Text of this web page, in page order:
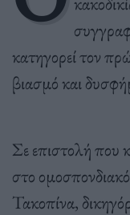
κατηγορεί τον
βιασμό και
Σε επιστολή που
στο
Τακοπίνα,